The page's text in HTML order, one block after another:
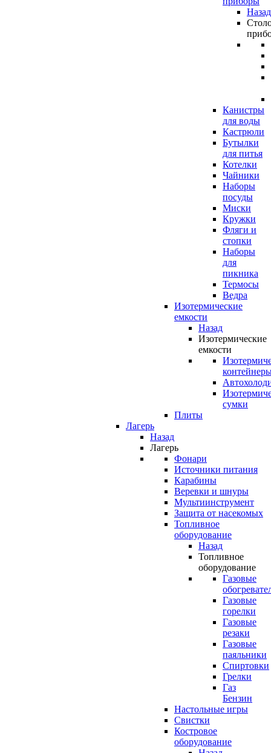
Назад
Канистры
для воды
Кастрюли
Бутылки
для питья
Котелки
Чайники
Наборы
посуды
Миски
Кружки
Фляги и
стопки
Наборы
для
пикника
Термосы
Ведра
Изотермические
емкости
Назад
Изотермические
емкости
сумки
Плиты
Лагерь
Назад
Лагерь
Фонари
Источники питания
Карабины
Веревки и шнуры
Мультиинструмент
Защита от насекомых
Топливное
оборудование
Назад
Топливное
оборудование
Газовые
Газовые
горелки
Газовые
резаки
Газовые
паяльники
Спиртовки
Грелки
Газ
Бензин
Настольные игры
Свистки
Костровое
оборудование